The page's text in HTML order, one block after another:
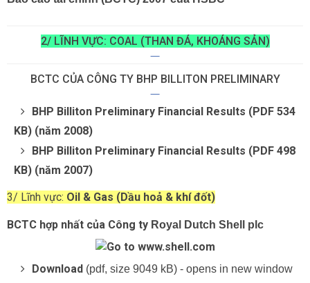
2/ LĨNH VỰC: COAL (THAN ĐÁ, KHOÁNG SẢN)
BCTC CỦA CÔNG TY BHP BILLITON PRELIMINARY
BHP Billiton Preliminary Financial Results (PDF 534
KB) (năm 2008)
BHP Billiton Preliminary Financial Results (PDF 498
KB) (năm 2007)
3/ Lĩnh vực: Oil & Gas (Dầu hoả & khí đốt)
BCTC hợp nhất của Công ty Royal Dutch Shell plc
Download (pdf, size 9049 kB) - opens in new window